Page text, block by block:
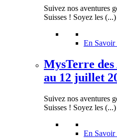
Suivez nos aventures
Suisses ! Soyez les (...)
En Savoir
MysTerre des
au 12 juillet
Suivez nos aventures
Suisses ! Soyez les (...)
En Savoir